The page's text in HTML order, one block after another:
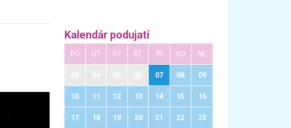
Kalendár podujatí
PO UT ST ŠT PI SO NE
07 08 09
10 11 12 13 14 15 16
17 18 19 20 21 22 23